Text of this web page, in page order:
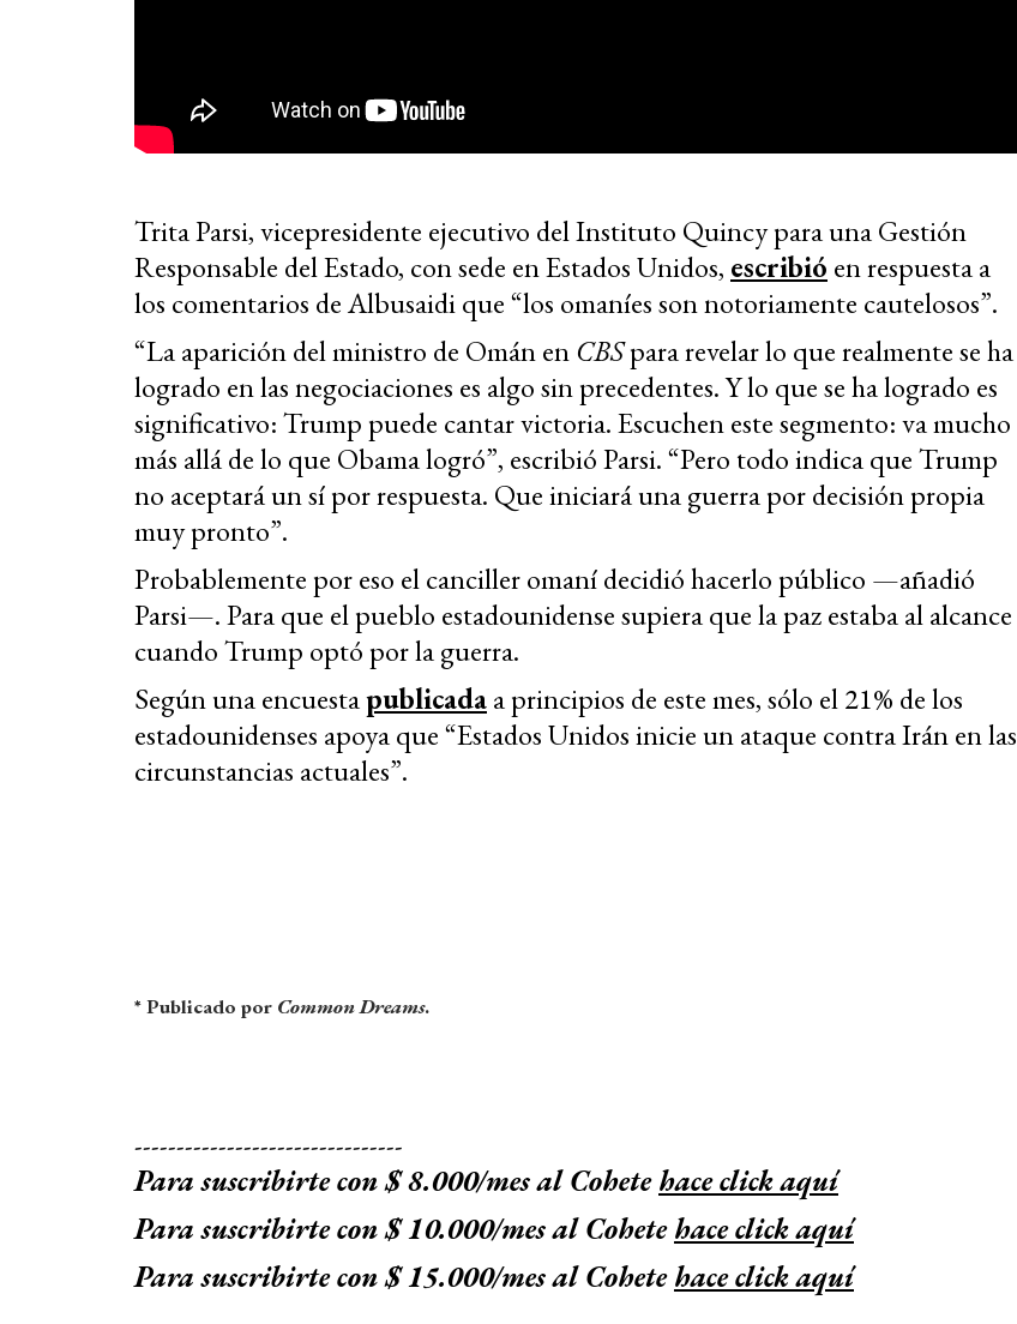
Trita Parsi, vicepresidente ejecutivo del Instituto Quincy para una Gestión
Responsable del Estado, con sede en Estados Unidos, escribió en respuesta a
los comentarios de Albusaidi que “los omaníes son notoriamente cautelosos”.
“La aparición del ministro de Omán en CBSpara revelar lo que realmente se ha
logrado en las negociaciones es algo sin precedentes. Y lo que se ha logrado es
significativo: Trump puede cantar victoria. Escuchen este segmento: va mucho
más allá de lo que Obama logró”, escribió Parsi. “Pero todo indica que Trump
no aceptará un sí por respuesta. Que iniciará una guerra por decisión propia
muy pronto”.
Probablemente por eso el canciller omaní decidió hacerlo público —añadió
Parsi—. Para que el pueblo estadounidense supiera que la paz estaba al alcance
cuando Trump optó por la guerra.
Según una encuestapublicadaa principios de este mes, sólo el 21% de los
estadounidenses apoya que “Estados Unidos inicie un ataque contra Irán en las
circunstancias actuales”.
* Publicado por Common Dreams.
--------------------------------
Para suscribirte con $ 8.000/mes al Cohetehace click aquí
Para suscribirte con $ 10.000/mes al Cohetehace click aquí
Para suscribirte con $ 15.000/mes al Cohetehace click aquí